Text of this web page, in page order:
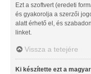
Ezt a szoftvert (eredeti
és gyakorolja a szerzői
alatt érhető el, és
linket.
Vissza a tetejére
Ki készítette ezt a